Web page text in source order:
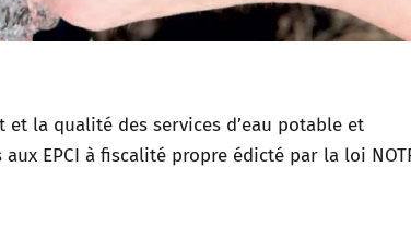
la qualité des services d’eau potable et
EPCI à fiscalité propre édicté par la loi